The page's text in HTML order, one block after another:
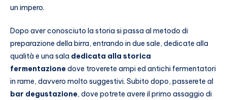
un impero.
Dopo aver conosciuto la storia si passa al metodo di
preparazione della birra, entrando in due sale, dedicate alla
qualità e una sala dedicata alla storica
fermentazionedove troverete ampi ed antichi fermentatori
in rame, davvero molto suggestivi. Subito dopo, passerete al
bar degustazione, dove potrete avere il primo assaggio di